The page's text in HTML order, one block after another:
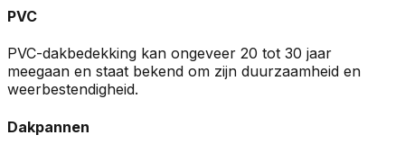
PVC
PVC-dakbedekking kan ongeveer 20 tot 30 jaar
meegaan en staat bekend om zijn duurzaamheid en
weerbestendigheid.
Dakpannen